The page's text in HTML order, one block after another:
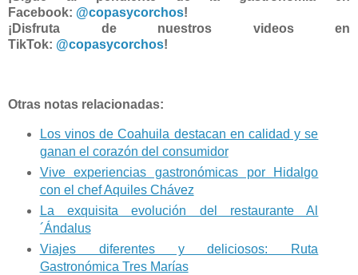
Facebook: @copasycorchos!
¡Disfruta de nuestros videos en
TikTok: @copasycorchos!
Otras notas relacionadas:
Los vinos de Coahuila destacan en calidad y se
ganan el corazón del consumidor
Vive experiencias gastronómicas por Hidalgo
con el chef Aquiles Chávez
La exquisita evolución del restaurante Al
´Ándalus
Viajes diferentes y deliciosos: Ruta
Gastronómica Tres Marías